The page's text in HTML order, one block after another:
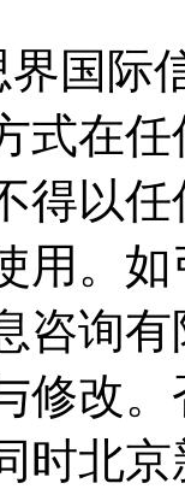
国际
式在
得以
用。
咨询
修改
时北